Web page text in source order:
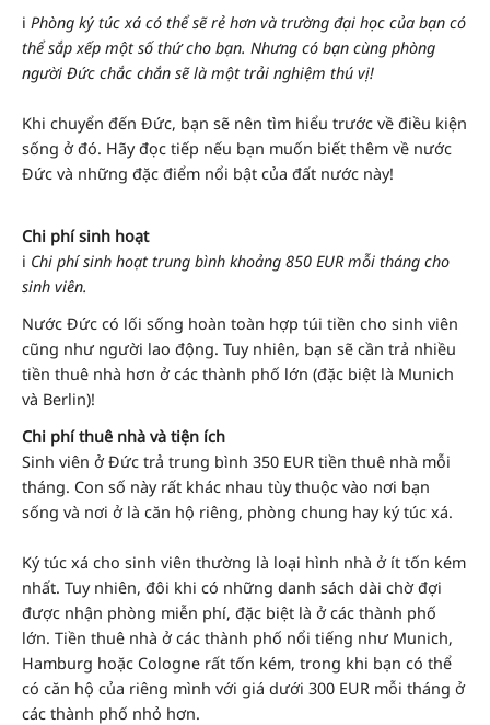
ℹ️ Phòng ký túc xá có thể sẽ rẻ hơn và trường đại học của bạn có
thể sắp xếp một số thứ cho bạn. Nhưng có bạn cùng phòng
người Đức chắc chắn sẽ là một trải nghiệm thú vị!
Khi chuyển đến Đức, bạn sẽ nên tìm hiểu trước về điều kiện
sống ở đó. Hãy đọc tiếp nếu bạn muốn biết thêm về nước
Đức và những đặc điểm nổi bật của đất nước này!
Chi phí sinh hoạt
ℹ️ Chi phí sinh hoạt trung bình khoảng 850 EUR mỗi tháng cho
sinh viên.
Nước Đức có lối sống hoàn toàn hợp túi tiền cho sinh viên
cũng như người lao động. Tuy nhiên, bạn sẽ cần trả nhiều
tiền thuê nhà hơn ở các thành phố lớn (đặc biệt là Munich
và Berlin)!
Chi phí thuê nhà và tiện ích
Sinh viên ở Đức trả trung bình 350 EUR tiền thuê nhà mỗi
tháng. Con số này rất khác nhau tùy thuộc vào nơi bạn
sống và nơi ở là căn hộ riêng, phòng chung hay ký túc xá.
Ký túc xá cho sinh viên thường là loại hình nhà ở ít tốn kém
nhất. Tuy nhiên, đôi khi có những danh sách dài chờ đợi
được nhận phòng miễn phí, đặc biệt là ở các thành phố
lớn. Tiền thuê nhà ở các thành phố nổi tiếng như Munich,
Hamburg hoặc Cologne rất tốn kém, trong khi bạn có thể
có căn hộ của riêng mình với giá dưới 300 EUR mỗi tháng ở
các thành phố nhỏ hơn.